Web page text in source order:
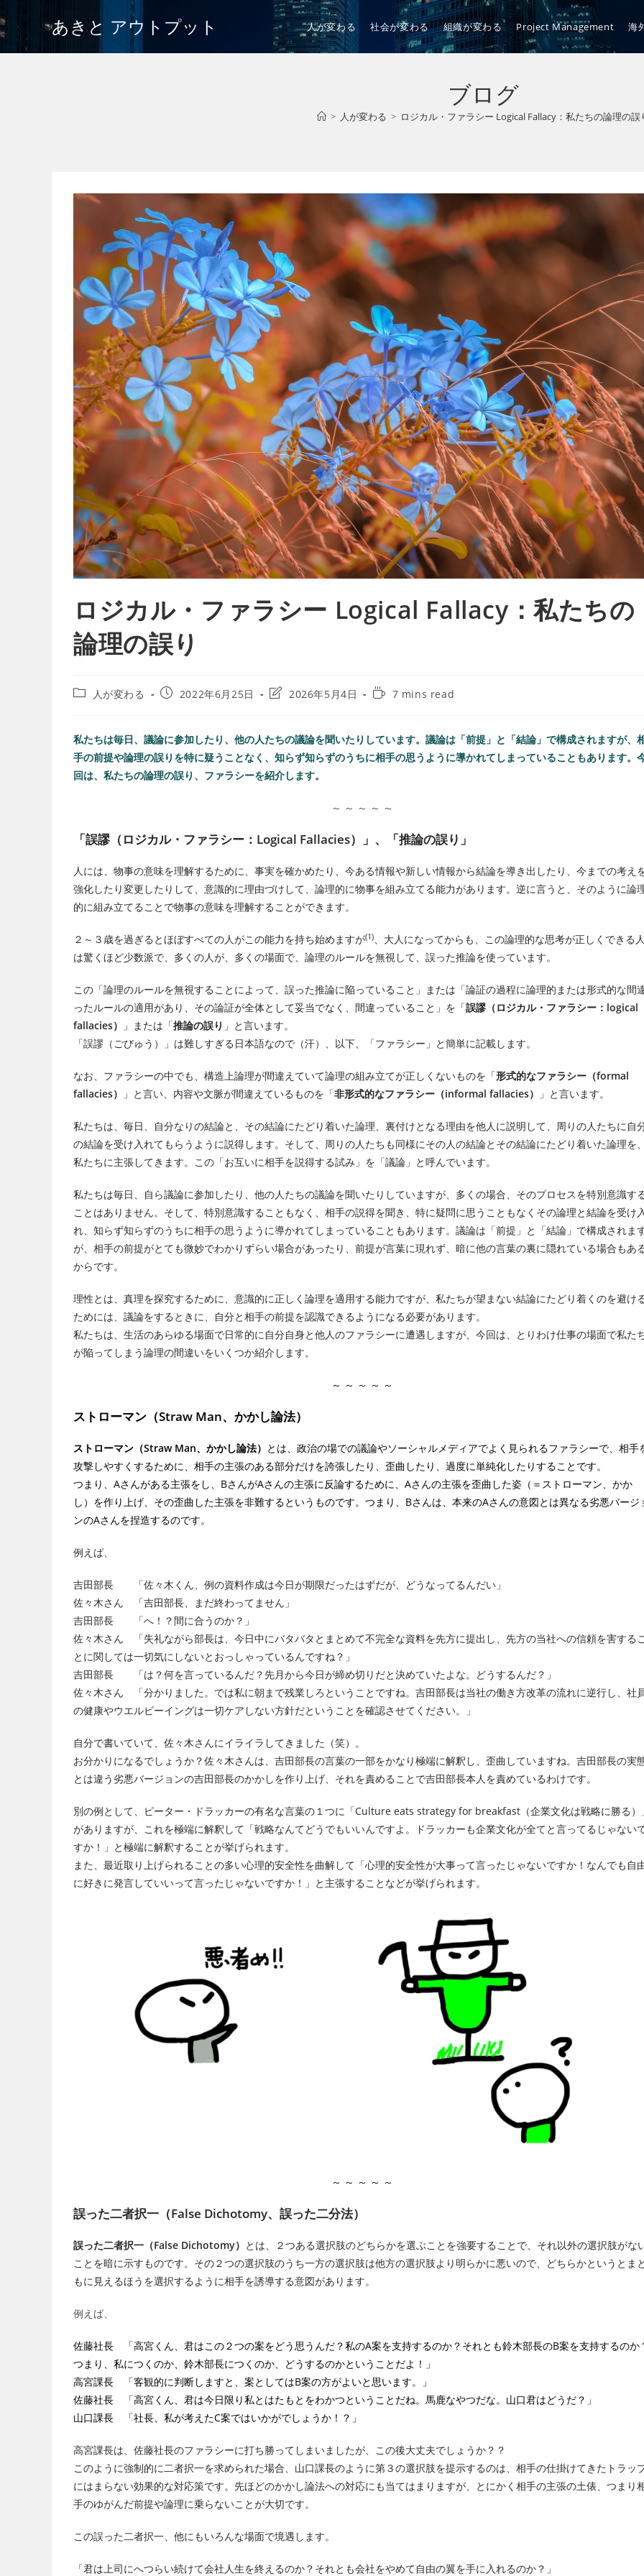
あきと アウトプット 人が変わる 社会が変わる 組織が変わる Project Management 海
ブログ
> 人が変わる > ロジカル・ファラシー Logical Fallacy：私たちの論理の誤
ロジカル・ファラシー Logical Fallacy：私たちの
論理の誤り
人が変わる 2022年6月25日 2026年5月4日 7 mins read
私たちは毎日、議論に参加したり、他の人たちの議論を聞いたりしています。議論は「前提」と「結論」で構成されますが、
手の前提や論理の誤りを特に疑うことなく、知らず知らずのうちに相手の思うように導かれてしまっていることもあります。
回は、私たちの論理の誤り、 ファラシーを紹介します。
～ ～ ～ ～ ～
「誤謬（ロジカル・ファラシー：Logical Fallacies）」、「推論の誤り」
人には、物事の意味を理解するために、事実を確かめたり、今ある情報や新しい情報から結論を導き出したり、今までの考え
強化したり変更したりして、意識的に理由づけして、論理的に物事を組み立てる能力があります。逆に言うと、そのように論
的に組み立てることで物事の意味を理解することができます。
２～３歳を過ぎるとほぼすべての人がこの能力を持ち始めますが(1)、大人になってからも、この論理的な思考が正しくできる人
は驚くほど少数派で、多くの人が、多くの場面で、論理のルールを無視して、誤った推論を使っています。
この「論理のルールを無視することによって、誤った推論に陥っていること」または「論証の過程に論理的または形式的な間
ったルールの適用があり、その論証が全体として妥当でなく、間違っていること」を「誤謬（ロジカル・ファラシー：logical
fallacies）
」または「推論の誤り 」と言います。
「誤謬（ごびゅう）」は難しすぎる日本語なので（汗）、以下、「ファラシー」と簡単に記載します。
なお、ファラシーの中でも、構造上論理が間違えていて論理の組み立てが正しくないものを「形式的なファラシー（formal
fallacies）
」と言い、内容や文脈が間違えているものを「非形式的なファラシー（informal fallacies） 」と言います。
私たちは、毎日、自分なりの結論と、その結論にたどり着いた論理、裏付けとなる理由を他人に説明して、周りの人たちに自
の結論を受け入れてもらうように説得します。そして、周りの人たちも同様にその人の結論とその結論にたどり着いた論理を、
私たちに主張してきます。この「お互いに相手を説得する試み」を「議論」と呼んでいます。
私たちは毎日、自ら議論に参加したり、他の人たちの議論を聞いたりしていますが、多くの場合、そのプロセスを特別意識す
ことはありません。そして、特別意識することもなく、相手の説得を聞き、特に疑問に思うこともなくその論理と結論を受け
れ、知らず知らずのうちに相手の思うように導かれてしまっていることもあります。議論は「前提」と「結論」で構成されま
が、相手の前提がとても微妙でわかりずらい場合があったり、前提が言葉に現れず、暗に他の言葉の裏に隠れている場合もあ
からです。
理性とは、真理を探究するために、意識的に正しく論理を適用する能力ですが、私たちが望まない結論にたどり着くのを避け
ためには、議論をするときに、自分と相手の前提を認識できるようになる必要があります。
私たちは、生活のあらゆる場面で日常的に自分自身と他人のファラシーに遭遇しますが、今回は、とりわけ仕事の場面で私た
が陥ってしまう論理の間違いをいくつか紹介します。
～ ～ ～ ～ ～
ストローマン（Straw Man、かかし論法）
ストローマン（Straw Man、かかし論法） とは、政治の場での議論やソーシャルメディアでよく見られるファラシーで、相手
攻撃しやすくするために、相手の主張のある部分だけを誇張したり、歪曲したり、過度に単純化したりすることです。
つまり、Aさんがある主張をし、BさんがAさんの主張に反論するために、Aさんの主張を歪曲した姿（＝ストローマン、かか
し）を作り上げ、その歪曲した主張を非難するというものです。つまり、Bさんは、本来のAさんの意図とは異なる劣悪バージ
ンのAさんを捏造するのです。
例えば、
吉田部長 「佐々木くん、例の資料作成は今日が期限だったはずだが、どうなってるんだい」
佐々木さん 「吉田部長、まだ終わってません」
吉田部長 「へ！？間に合うのか？」
佐々木さん 「失礼ながら部長は、今日中にバタバタとまとめて不完全な資料を先方に提出し、先方の当社への信頼を害するこ
とに関しては一切気にしないとおっしゃっているんですね？」
吉田部長 「は？何を言っているんだ？先月から今日が締め切りだと決めていたよな。どうするんだ？」
佐々木さん 「分かりました。では私に朝まで残業しろということですね。吉田部長は当社の働き方改革の流れに逆行し、社
の健康やウエルビーイングは一切ケアしない方針だということを確認させてください。」
自分で書いていて、佐々木さんにイライラしてきました（笑）。
お分かりになるでしょうか？佐々木さんは、吉田部長の言葉の一部をかなり極端に解釈し、歪曲していますね。吉田部長の実
とは違う劣悪バージョンの吉田部長のかかしを作り上げ、それを責めることで吉田部長本人を責めているわけです。
別の例として、ピーター・ドラッカーの有名な言葉の１つに「Culture eats strategy for breakfast（企業文化は戦略に勝る）
がありますが、これを極端に解釈して「戦略なんてどうでもいいんですよ。ドラッカーも企業文化が全てと言ってるじゃない
すか！」と極端に解釈することが挙げられます。
また、最近取り上げられることの多い心理的安全性を曲解して「心理的安全性が大事って言ったじゃないですか！なんでも自
に好きに発言していいって言ったじゃないですか！」と主張することなどが挙げられます。
～ ～ ～ ～ ～
誤った二者択一（False Dichotomy、誤った二分法）
誤った二者択一（False Dichotomy） とは、２つある選択肢のどちらかを選ぶことを強要することで、それ以外の選択肢がな
ことを暗に示すものです。その２つの選択肢のうち一方の選択肢は他方の選択肢より明らかに悪いので、どちらかというとまと
もに見えるほうを選択するように相手を誘導する意図があります。
例えば、
佐藤社長 「高宮くん、君はこの２つの案をどう思うんだ？私のA案を支持するのか？それとも鈴木部長のB案を支持するのか
つまり、私につくのか、鈴木部長につくのか、どうするのかということだよ！」
高宮課長 「客観的に判断しますと、案としてはB案の方がよいと思います。」
佐藤社長 「高宮くん、君は今日限り私とはたもとをわかつということだね。馬鹿なやつだな。山口君はどうだ？」
山口課長 「社長、私が考えたC案ではいかがでしょうか！？」
高宮課長は、佐藤社長のファラシーに打ち勝ってしまいましたが、この後大丈夫でしょうか？？
このように強制的に二者択一を求められた場合、山口課長のように第３の選択肢を提示するのは、相手の仕掛けてきたトラッ
にはまらない効果的な対応策です。先ほどのかかし論法への対応にも当てはまりますが、とにかく相手の主張の土俵、つまり
手のゆがんだ前提や論理に乗らないことが大切です。
この誤った二者択一、他にもいろんな場面で境遇します。
「君は上司にへつらい続けて会社人生を終えるのか？それとも会社をやめて自由の翼を手に入れるのか？」